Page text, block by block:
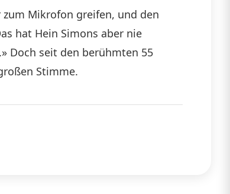
Mikrofon greifen, und den
hat Hein Simons aber nie
Doch seit den berühmten 55
Stimme.